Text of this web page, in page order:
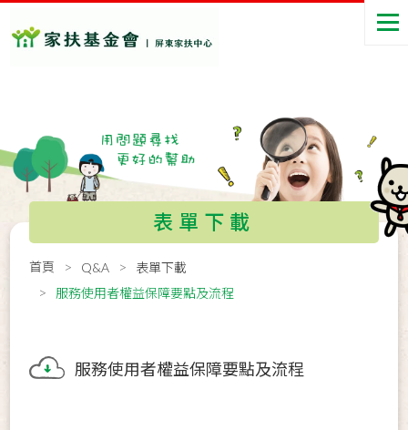
表單下載
首頁 Q&A
表單下載
服務使用者權益保障要點及流程
服務使用者權益保障要點及流程